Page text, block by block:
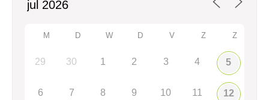
M D W D V Z Z
29 30 1 2 3 4 5
6 7 8 9 10 11 12